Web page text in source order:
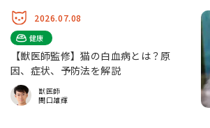
2026.07.08
健康
【獣医師監修】猫の白血病とは？原
因、症状、予防法を解説
獣医師
関口雄輝